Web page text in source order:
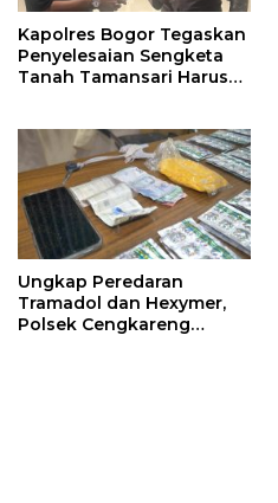
Kapolres Bogor Tegaskan
Penyelesaian Sengketa
Tanah Tamansari Harus
Ungkap Peredaran
Tramadol dan Hexymer,
Polsek Cengkareng